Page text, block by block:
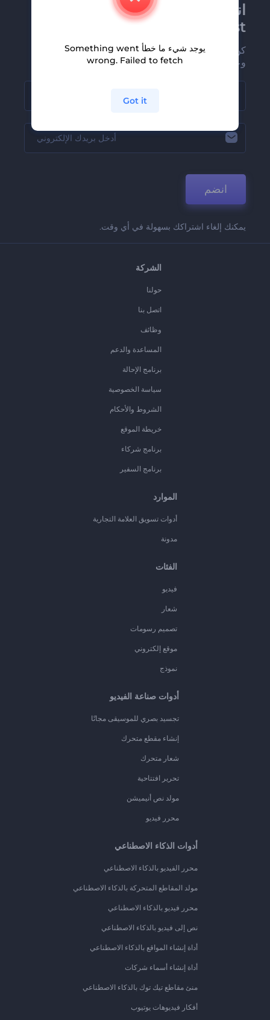
انضم إلى نشرة
Renderforest الإخبارية
كن من بين أوائل من يستلمون أحدث أخبارنا
وعروضنا
انضم
يمكنك إلغاء اشتراكك بسهولة في أي وقت.
الشركة
حولنا
اتصل بنا
وظائف
المساعدة والدعم
برنامج الإحالة
سياسة الخصوصية
الشروط والأحكام
خريطة الموقع
برنامج شركاء
برنامج السفير
الموارد
أدوات تسويق العلامة التجارية
مدونة
الفئات
فيديو
شعار
تصميم رسومات
موقع إلكتروني
نموذج
أدوات صناعة الفيديو
تجسيد بصري للموسيقى مجانًا
إنشاء مقطع متحرك
شعار متحرك
تحرير افتتاحية
مولد نص أنيميشن
محرر فيديو
أدوات الذكاء الاصطناعي
محرر الفيديو بالذكاء الاصطناعي
مولد المقاطع المتحركة بالذكاء الاصطناعي
محرر فيديو بالذكاء الاصطناعي
نص إلى فيديو بالذكاء الاصطناعي
أداة إنشاء المواقع بالذكاء الاصطناعي
أداة إنشاء أسماء شركات
منئ مقاطع تيك توك بالذكاء الاصطناعي
أفكار فيديوهات يوتيوب
يوجد شيء ما خطأ Something went
wrong. Failed to fetch
Got it